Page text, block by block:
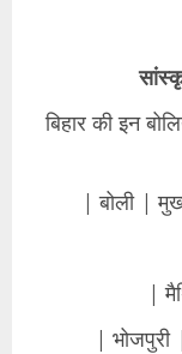
बिहार की इन
| बोली |
|
|